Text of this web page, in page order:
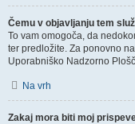
Čemu v objavljanju tem
To vam omogoča, da
ter predložite. Za ponovno
Uporabniško Nadzorno
Na vrh
Zakaj mora biti moj